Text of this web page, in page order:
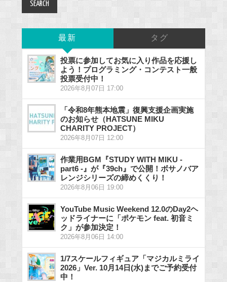
最新 タグ
投票に参加してお気に入り作品を応援し
よう！プログラミング・コンテスト一般
投票受付中！
2026年8月07日 17:00
「令和8年熊本地震」復興支援企画実施
のお知らせ（HATSUNE MIKU
CHARITY PROJECT）
2026年8月07日 12:00
作業用BGM『STUDY WITH MIKU -
part6 -』が『39ch』で公開！ボサノバア
レンジシリーズの締めくくり！
2026年8月06日 19:00
YouTube Music Weekend 12.0のDay2ヘ
ッドライナーに「ポケモン feat. 初音ミ
ク」が参加決定！
2026年8月06日 14:00
1/7スケールフィギュア「マジカルミライ
2026」Ver. 10月14日(水)までご予約受付
中！